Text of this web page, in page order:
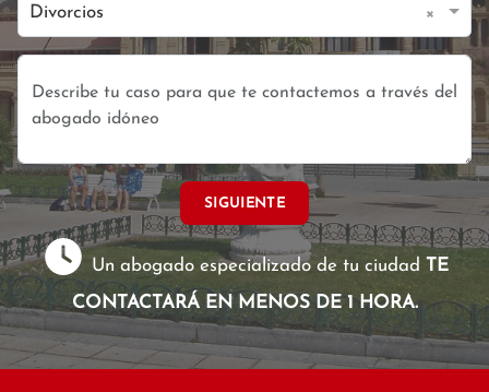
Divorcios ×
SIGUIENTE
Un abogado especializado de tu ciudad TE
CONTACTARÁ EN MENOS DE 1 HORA.